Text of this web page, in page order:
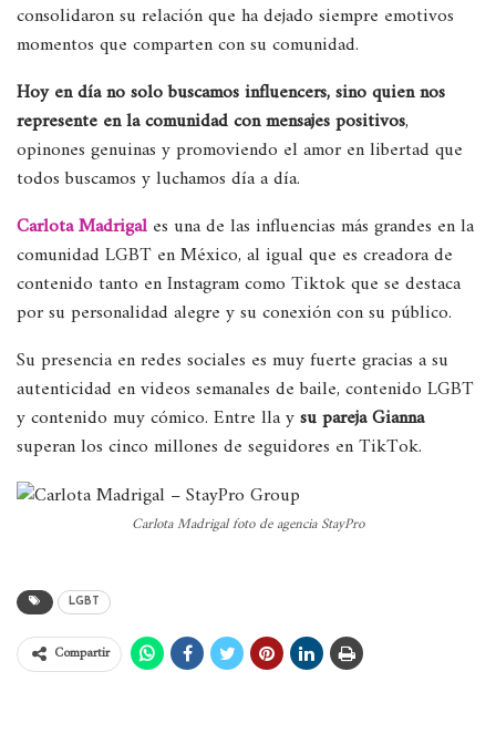
consolidaron su relación que ha dejado siempre emotivos
momentos que comparten con su comunidad.
Hoy en día no solo buscamos influencers, sino quien nos
represente en la comunidad con mensajes positivos,
opinones genuinas y promoviendo el amor en libertad que
todos buscamos y luchamos día a día.
Carlota Madrigal es una de las influencias más grandes en la
comunidad LGBT en México, al igual que es creadora de
contenido tanto en Instagram como Tiktok que se destaca
por su personalidad alegre y su conexión con su público.
Su presencia en redes sociales es muy fuerte gracias a su
autenticidad en videos semanales de baile, contenido LGBT
y contenido muy cómico. Entre lla ysu pareja Gianna
superan los cinco millones de seguidores en TikTok.
Carlota Madrigal foto de agencia StayPro
LGBT
Compartir